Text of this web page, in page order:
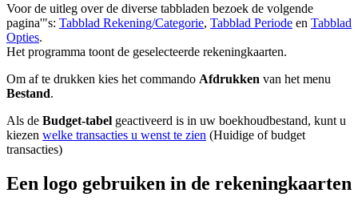
Voor de uitleg over de diverse tabbladen bezoek de volgende
pagina'"s: Tabblad Rekening/Categorie, Tabblad Periode en Tabblad
Opties.
Het programma toont de geselecteerde rekeningkaarten.
Om af te drukken kies het commando Afdrukken van het menu
Bestand.
Als de Budget-tabel geactiveerd is in uw boekhoudbestand, kunt u
kiezen welke transacties u wenst te zien (Huidige of budget
transacties)
Een logo gebruiken in de rekeningkaarten